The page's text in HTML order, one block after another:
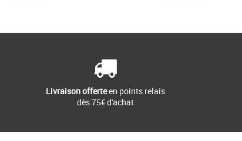
Livraison offerteen points relais
dès 75€ d'achat